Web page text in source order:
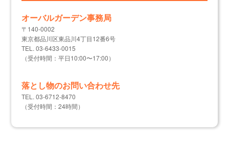
オーバルガーデン事務局
〒140-0002
東京都品川区東品川4丁目12番6号
TEL. 03-6433-0015
（受付時間：平日10:00〜17:00）
落とし物のお問い合わせ先
TEL. 03-6712-8470
（受付時間：24時間）